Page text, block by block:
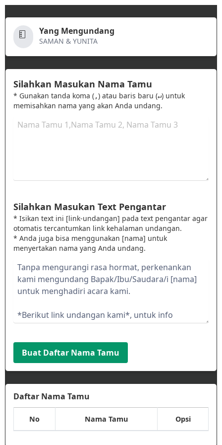
Yang Mengundang
SAMAN & YUNITA
Silahkan Masukan Nama Tamu
* Gunakan tanda koma (,) atau baris baru (↵) untuk
memisahkan nama yang akan Anda undang.
Silahkan Masukan Text Pengantar
* Isikan text ini [link-undangan] pada text pengantar agar
otomatis tercantumkan link kehalaman undangan.
* Anda juga bisa menggunakan [nama] untuk
menyertakan nama yang Anda undang.
Buat Daftar Nama Tamu
Daftar Nama Tamu
No Nama Tamu Opsi